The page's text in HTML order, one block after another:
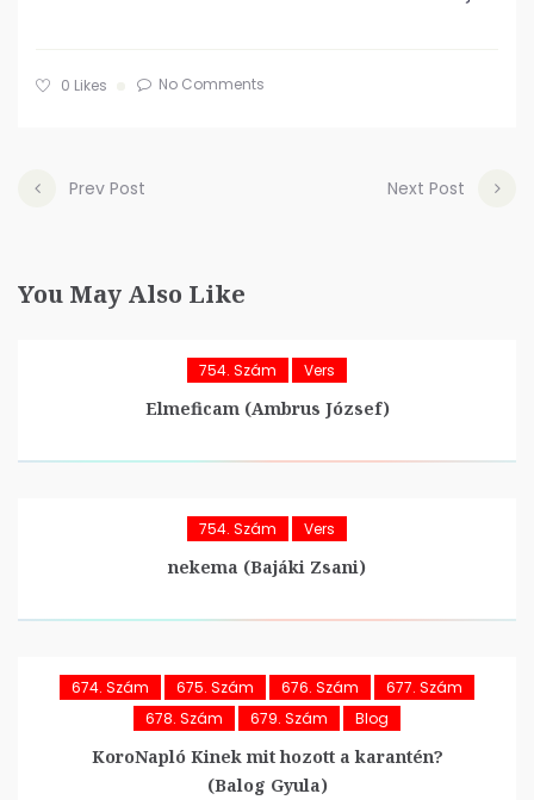
0 Likes No Comments
Prev Post Next Post
You May Also Like
754. Szám Vers
Elmeficam (Ambrus József)
754. Szám Vers
nekema (Bajáki Zsani)
674. Szám 675. Szám 676. Szám
677. Szám
678. Szám
679. Szám Blog
KoroNapló Kinek mit hozott a karantén?
(Balog Gyula)